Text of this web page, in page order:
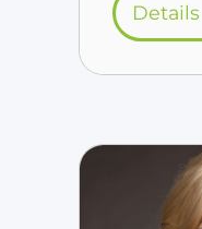
Details